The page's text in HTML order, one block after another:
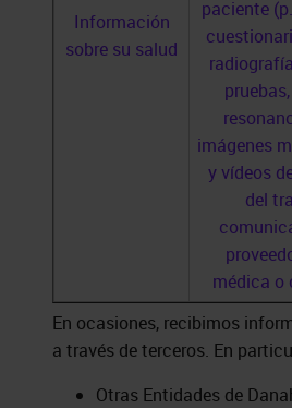
Información
sobre su salud
paciente
imágenes
y vídeos
del
médica o
En ocasiones, recibimos
a través de terceros. En
Otras Entidades de